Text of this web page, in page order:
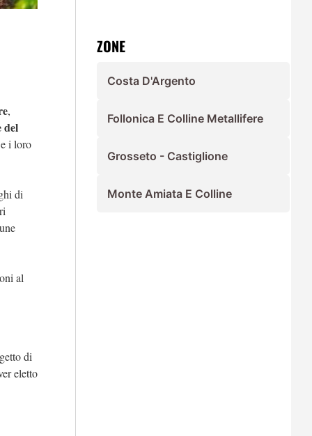
,
del
i loro
di
al
di
eletto
ZONE
Costa D'Argento
Follonica E Colline Metallifere
Grosseto - Castiglione
Monte Amiata E Colline